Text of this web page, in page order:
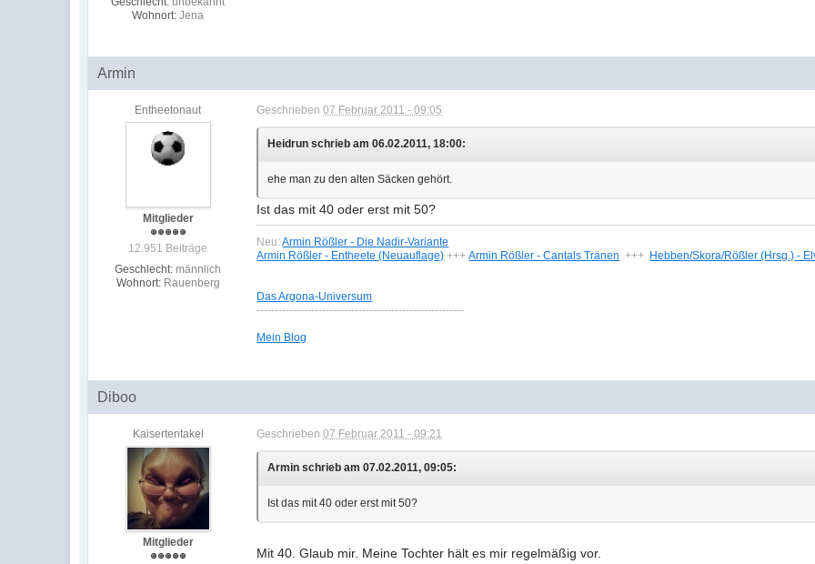
Wohnort: Jena
Armin
Entheetonaut
Mitglieder
12.951 Beiträge
Geschlecht: männlich
Wohnort: Rauenberg
Geschrieben07 Februar 2011 - 09:05
Heidrun schrieb am 06.02.2011, 18:00:
ehe man zu den alten Säcken gehört.
Ist das mit 40 oder erst mit 50?
Neu: Armin Rößler - Die Nadir-Variante
Armin Rößler - Entheete (Neuauflage) +++ Armin Rößler - Cantals Tränen +++ Hebben/Skora/Rößler (Hrsg.) -
Das Argona-Universum
---------------------------------------------------------
Mein Blog
Diboo
Kaisertentakel
Mitglieder
Geschrieben07 Februar 2011 - 09:21
Armin schrieb am 07.02.2011, 09:05:
Ist das mit 40 oder erst mit 50?
Mit 40. Glaub mir. Meine Tochter hält es mir regelmäßig vor.